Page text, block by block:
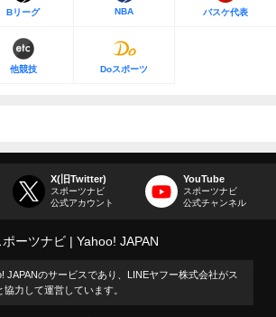
Bリーグ NBA バスケ代表
他競技 Doスポーツ
X(旧Twitter)
スポーツナビ
公式アカウント
YouTube
スポーツナビ
公式チャンネル
ポーツナビ Yahoo! JAPAN
JAPANのサービスであり、LINEヤフー株式会社がス
力して運営しています。